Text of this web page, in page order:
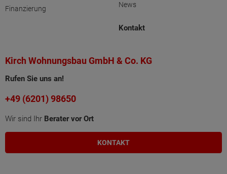
Finanzierung
News
Kontakt
Kirch Wohnungsbau GmbH & Co. KG
Rufen Sie uns an!
+49 (6201) 98650
Wir sind Ihr Berater vor Ort
KONTAKT